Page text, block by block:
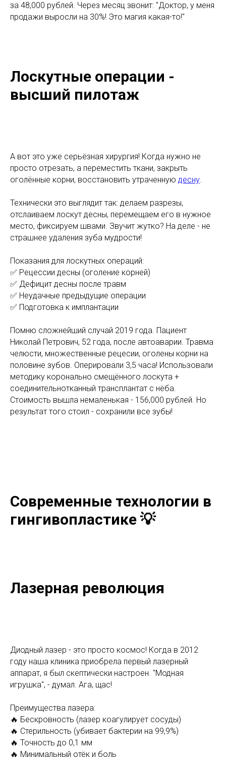
за 48,000 рублей. Через месяц звонит: "Доктор, у меня
продажи выросли на 30%! Это магия какая-то!"
Лоскутные операции -
высший пилотаж
А вот это уже серьёзная хирургия! Когда нужно не
просто отрезать, а переместить ткани, закрыть
оголённые корни, восстановить утраченную десну.
Технически это выглядит так: делаем разрезы,
отслаиваем лоскут десны, перемещаем его в нужное
место, фиксируем швами. Звучит жутко? На деле - не
страшнее удаления зуба мудрости!
Показания для лоскутных операций:
✅ Рецессии десны (оголение корней)
✅ Дефицит десны после травм
✅ Неудачные предыдущие операции
✅ Подготовка к имплантации
Помню сложнейший случай 2019 года. Пациент
Николай Петрович, 52 года, после автоаварии. Травма
челюсти, множественные рецесии, оголены корни на
половине зубов. Оперировали 3,5 часа! Использовали
методику коронально смещённого лоскута +
соединительнотканный трансплантат с нёба.
Стоимость вышла немаленькая - 156,000 рублей. Но
результат того стоил - сохранили все зубы!
Современные технологии в
гингивопластике 💡
Лазерная революция
Диодный лазер - это просто космос! Когда в 2012
году наша клиника приобрела первый лазерный
аппарат, я был скептически настроен. "Модная
игрушка", - думал. Ага, щас!
Преимущества лазера:
🔥 Бескровность (лазер коагулирует сосуды)
🔥 Стерильность (убивает бактерии на 99,9%)
🔥 Точность до 0,1 мм
🔥 Минимальный отёк и боль